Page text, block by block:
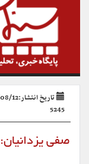
تاریخ انتشار:1394/08/12 - 12:52
5245
صفی